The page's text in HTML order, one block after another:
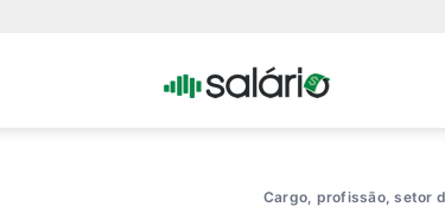
Portal
Cargo, profissão, setor